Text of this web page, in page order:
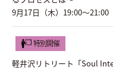
9月17日（木）19:00〜21:00
特別開催
軽井沢リトリート「Soul